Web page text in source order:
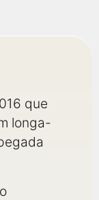
que
longa-